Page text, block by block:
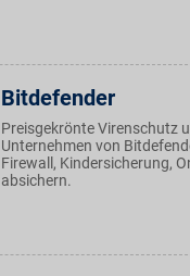
Bitdefender
Preisgekrönte Virenschutz
Unternehmen von
Firewall, Kindersicherung,
absichern.